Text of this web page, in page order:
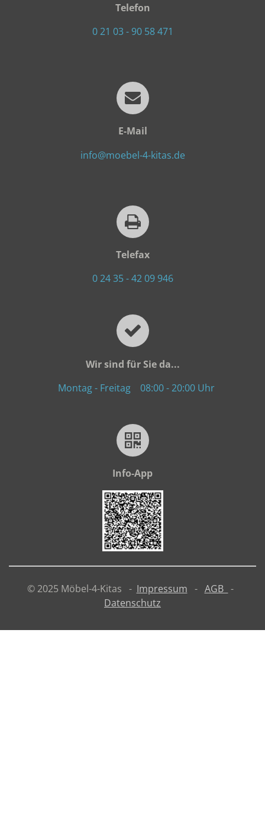
Telefon
0 21 03 - 90 58 471
E-Mail
info@moebel-4-kitas.de
Telefax
0 24 35 - 42 09 946
Wir sind für Sie da...
Montag - Freitag 08:00 - 20:00 Uhr
Info-App
© 2025 Möbel-4-Kitas - Impressum - AGB -
Datenschutz